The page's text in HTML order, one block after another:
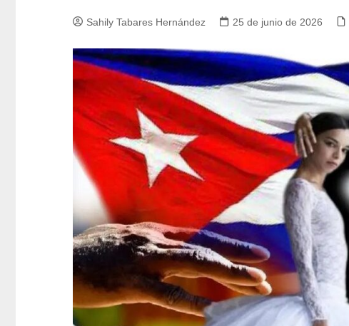
Sahily Tabares Hernández 25 de junio de 2026